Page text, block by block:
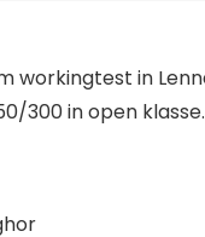
workingtest in
300 in open klasse.